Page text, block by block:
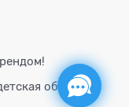
обувь для